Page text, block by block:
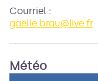
Courriel :
gaelle.brau@live.fr
Météo